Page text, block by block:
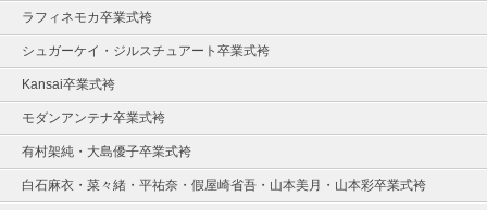
ラフィネモカ卒業式袴
シュガーケイ・ジルスチュアート卒業式袴
Kansai卒業式袴
モダンアンテナ卒業式袴
有村架純・大島優子卒業式袴
白石麻衣・菜々緒・平祐奈・假屋崎省吾・山本美月・山本彩卒業式袴